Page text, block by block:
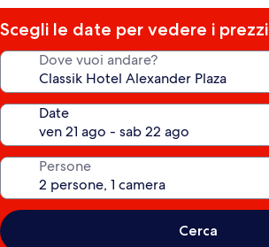
Scegli le date per vedere i prezzi
Dove vuoi andare?
Date
Persone
Cerca